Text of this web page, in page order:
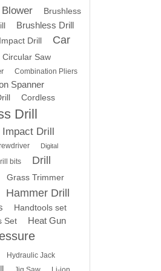
Blower
Brushless
Brushless Drill
Drill
Car
Circular Saw
Combination Pliers
Spanner
Cordless
Drill
Drill
Digital
bits
Drill
Grass Trimmer
Hammer Drill
Handtools set
Set
Heat Gun
Hydraulic Jack